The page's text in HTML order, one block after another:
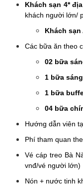
Khách sạn 4*
khách người lớn/
Khách
Các bữa ăn theo
02 bữa
1 bữa
1 bữa
04 bữa
Hướng dẫn viên
Phí tham quan
Vé cáp treo Bà
vnđ/vé người lớn)
Nón + nước tinh